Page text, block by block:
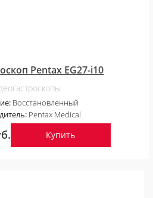
Pentax EG27-i10
Восстановленный
Pentax Medical
Купить